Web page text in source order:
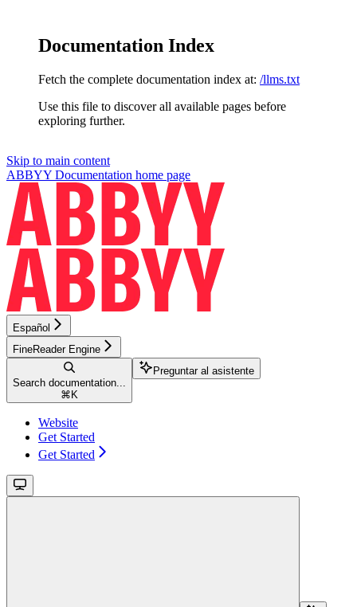
Documentation Index
Fetch the complete documentation index at: /llms.txt
Use this file to discover all available pages before
exploring further.
Skip to main content
ABBYY Documentation home page
Español
FineReader Engine
Search documentation...
⌘ K
Preguntar al asistente
Website
Get Started
Get Started